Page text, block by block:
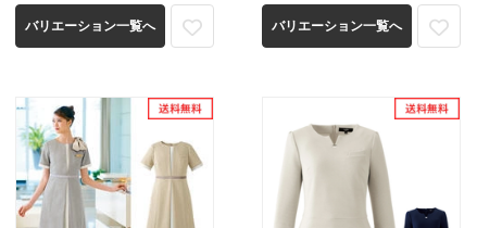
バリエーション一覧へ バリエーション一覧へ